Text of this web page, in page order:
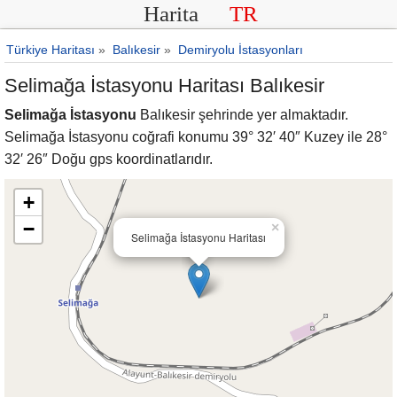
Harita TR
Türkiye Haritası » Balıkesir » Demiryolu İstasyonları
Selimağa İstasyonu Haritası Balıkesir
Selimağa İstasyonu Balıkesir şehrinde yer almaktadır.
Selimağa İstasyonu coğrafi konumu 39° 32′ 40″ Kuzey ile 28°
32′ 26″ Doğu gps koordinatlarıdır.
Selimağa İstasyonu Haritası
×
+
−